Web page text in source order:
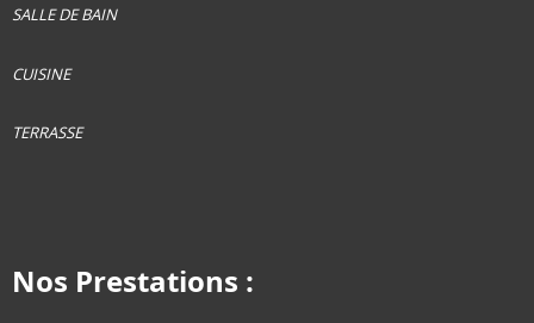
SALLE DE BAIN
CUISINE
TERRASSE
Nos Prestations :